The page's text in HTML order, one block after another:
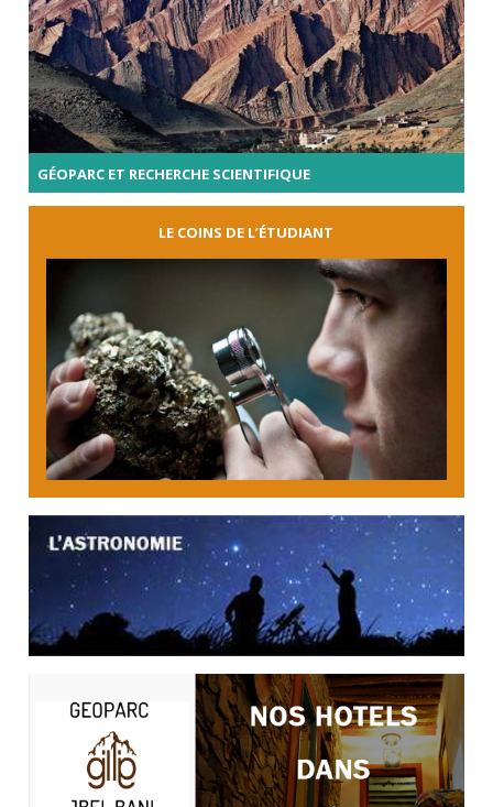
GÉOPARC ET RECHERCHE SCIENTIFIQUE
LE COINS DE L’ÉTUDIANT